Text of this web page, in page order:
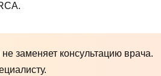
заменяет консультацию врача.